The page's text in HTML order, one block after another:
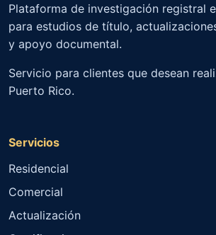
Plataforma de investigación registral
para estudios de título,
y apoyo documental.
Servicio para clientes que desean
Puerto Rico.
Servicios
Residencial
Comercial
Actualización